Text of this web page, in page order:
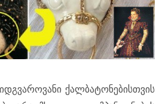
ქალბატონებისთვის